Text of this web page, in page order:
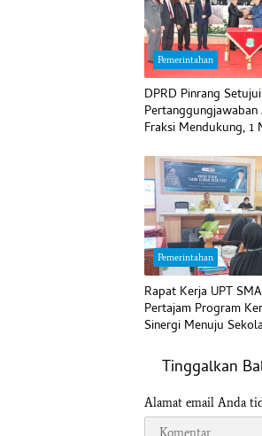
Pemerintahan
DPRD Pinrang
Pertanggungjawaban
Fraksi Mendukung, 1
Pemerintahan
Rapat Kerja UPT
Pertajam Program
Sinergi Menuju
Tinggalkan
Alamat email Anda